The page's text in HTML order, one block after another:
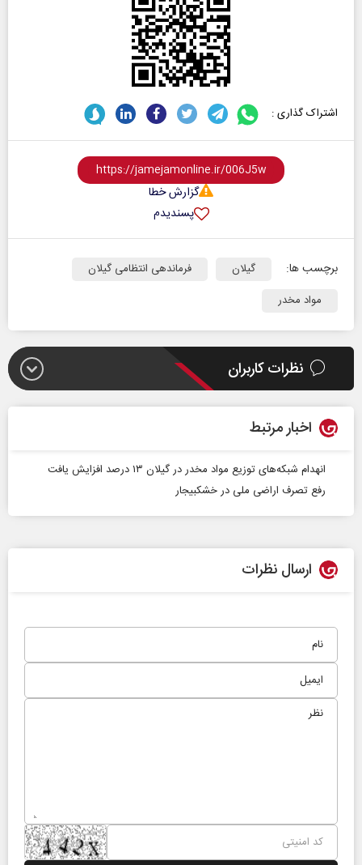
اشتراک گذاری :
گزارش خطا
پسندیدم
برچسب ها: گیلان
فرماندهی انتظامی گیلان
مواد مخدر
نظرات کاربران
اخبار مرتبط
انهدام شبکه‌های توزیع مواد مخدر در گیلان ۱۳ درصد افزایش یافت
رفع تصرف اراضی ملی در خشکبیجار
ارسال نظرات